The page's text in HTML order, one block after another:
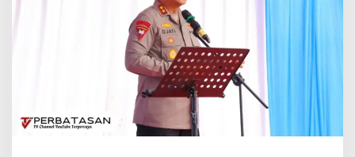
a
P
i
m
p
i
n
P
e
l